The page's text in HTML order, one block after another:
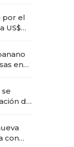
por el
US$
en
se
de
con